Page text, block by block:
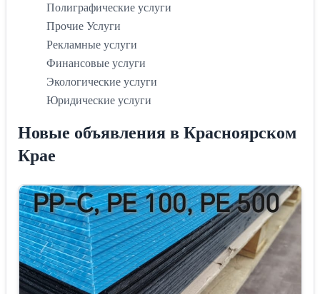
Полиграфические услуги
Прочие Услуги
Рекламные услуги
Финансовые услуги
Экологические услуги
Юридические услуги
Новые объявления в Красноярском
Крае